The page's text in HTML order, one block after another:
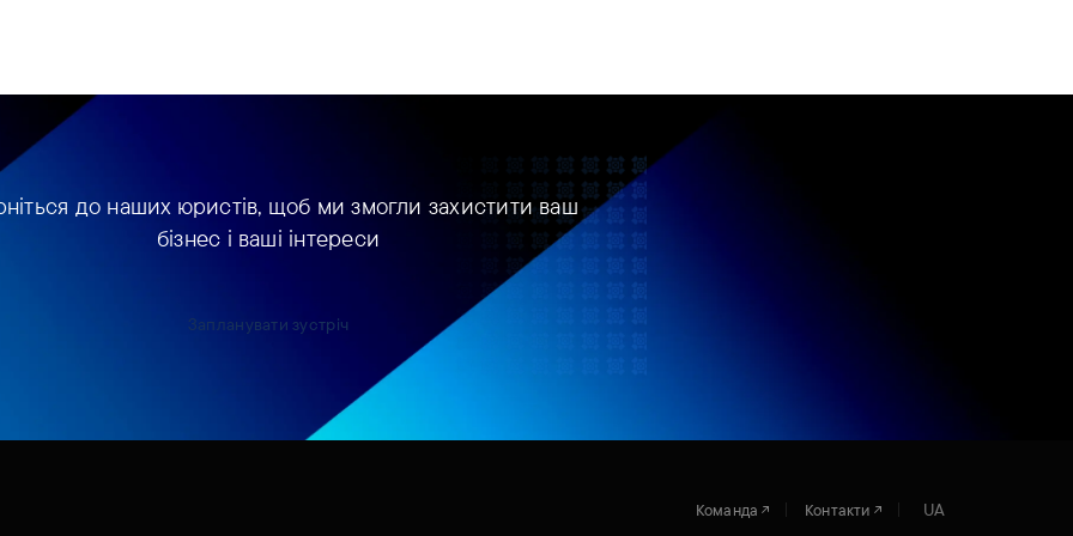
до наших юристів, щоб ми змогли захистити ваш
бізнес і ваші інтереси
Запланувати зустріч
Команда Контакти UA